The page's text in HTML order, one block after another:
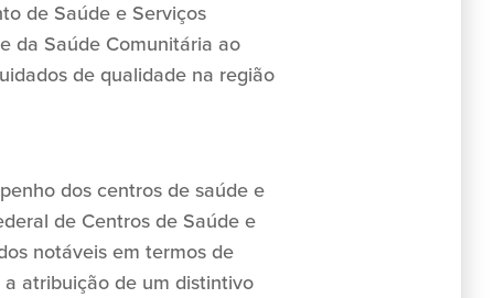
de Saúde e Serviços
da Saúde Comunitária ao
de qualidade na região
dos centros de saúde e
de Centros de Saúde e
notáveis em termos de
atribuição de um distintivo